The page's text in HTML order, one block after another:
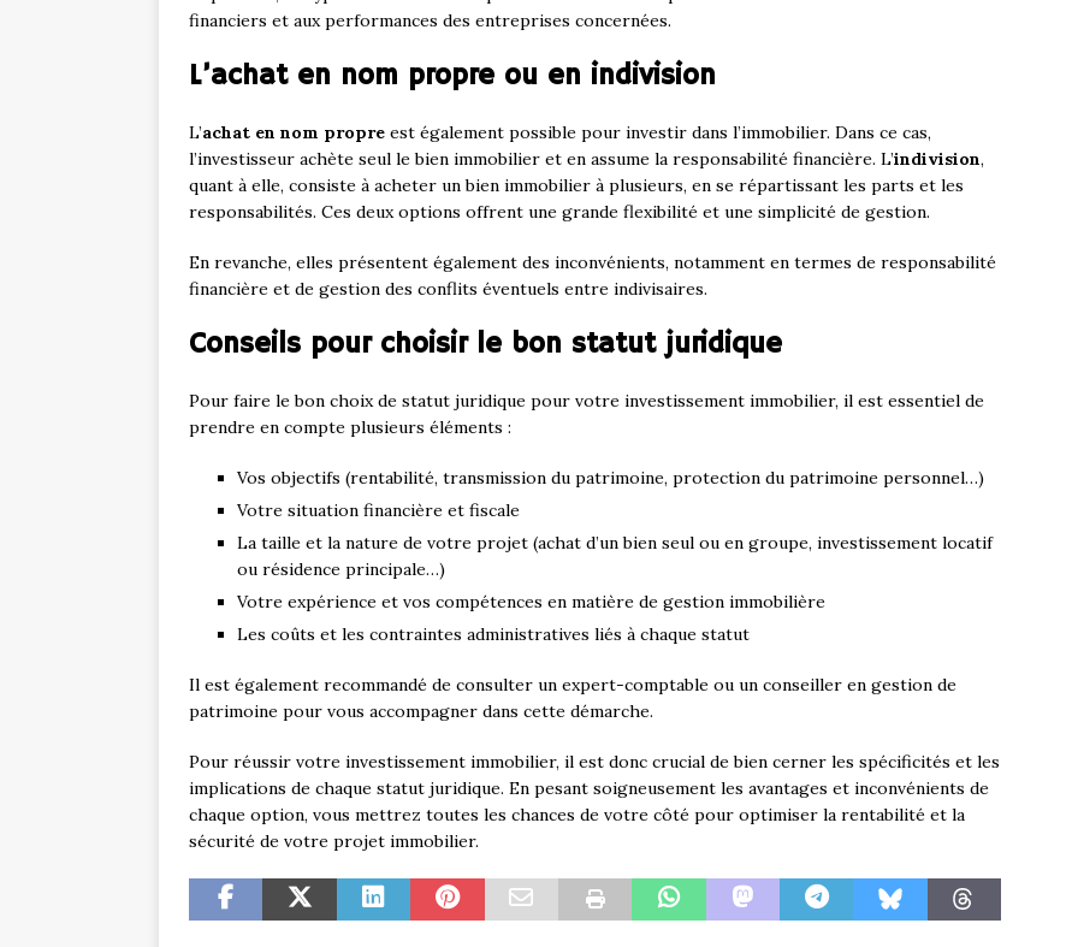
financiers et aux performances des entreprises concernées.
L’achat en nom propre ou en indivision
L’achat en nom propre est également possible pour investir dans l’immobilier. Dans ce cas,
l’investisseur achète seul le bien immobilier et en assume la responsabilité financière. L’indivision,
quant à elle, consiste à acheter un bien immobilier à plusieurs, en se répartissant les parts et les
responsabilités. Ces deux options offrent une grande flexibilité et une simplicité de gestion.
En revanche, elles présentent également des inconvénients, notamment en termes de responsabilité
financière et de gestion des conflits éventuels entre indivisaires.
Conseils pour choisir le bon statut juridique
Pour faire le bon choix de statut juridique pour votre investissement immobilier, il est essentiel de
prendre en compte plusieurs éléments :
Vos objectifs (rentabilité, transmission du patrimoine, protection du patrimoine personnel…)
Votre situation financière et fiscale
La taille et la nature de votre projet (achat d’un bien seul ou en groupe, investissement locatif
ou résidence principale…)
Votre expérience et vos compétences en matière de gestion immobilière
Les coûts et les contraintes administratives liés à chaque statut
Il est également recommandé de consulter un expert-comptable ou un conseiller en gestion de
patrimoine pour vous accompagner dans cette démarche.
Pour réussir votre investissement immobilier, il est donc crucial de bien cerner les spécificités et les
implications de chaque statut juridique. En pesant soigneusement les avantages et inconvénients de
chaque option, vous mettrez toutes les chances de votre côté pour optimiser la rentabilité et la
sécurité de votre projet immobilier.